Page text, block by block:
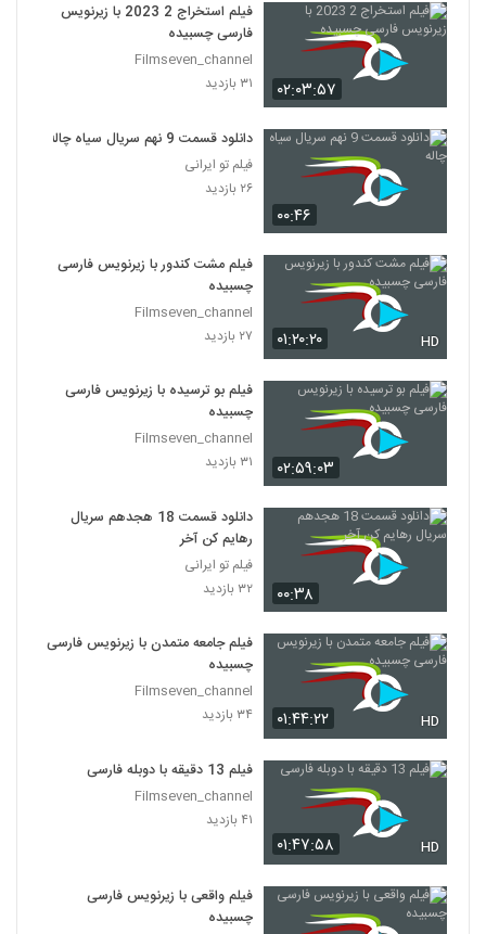
۰۲:۰۳:۵۷
فیلم استخراج 2 2023 با زیرنویس
فارسی چسبیده
Filmseven_channel
۳۱ بازدید
۰۰:۴۶
دانلود قسمت 9 نهم سریال سیاه چاله
فیلم تو ایرانی
۲۶ بازدید
۰۱:۲۰:۲۰ HD
فیلم مشت کندور با زیرنویس فارسی
چسبیده
Filmseven_channel
۲۷ بازدید
۰۲:۵۹:۰۳
فیلم بو ترسیده با زیرنویس فارسی
چسبیده
Filmseven_channel
۳۱ بازدید
۰۰:۳۸
دانلود قسمت 18 هجدهم سریال
رهایم کن آخر
فیلم تو ایرانی
۳۲ بازدید
۰۱:۴۴:۲۲ HD
فیلم جامعه متمدن با زیرنویس فارسی
چسبیده
Filmseven_channel
۳۴ بازدید
۰۱:۴۷:۵۸ HD
فیلم 13 دقیقه با دوبله فارسی
Filmseven_channel
۴۱ بازدید
فیلم واقعی با زیرنویس فارسی
چسبیده